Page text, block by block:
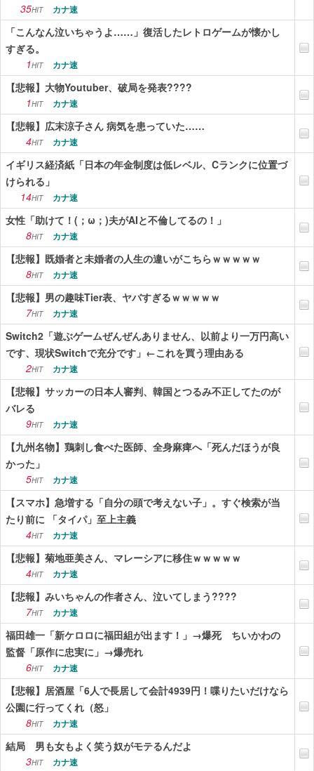
35HIT カナ速
「こんなん泣いちゃうよ……」復活したレトロゲームが懐かし
すぎる。
1HIT カナ速
【悲報】大物Youtuber、破局を発表????
1HIT カナ速
【悲報】広末涼子さん 病気を患っていた……
4HIT カナ速
イギリス経済紙「日本の年金制度は低レベル、Cランクに位置づ
けられる」
14HIT カナ速
女性「助けて！(；ω；)夫がAIと不倫してるの！」
8HIT カナ速
【悲報】既婚者と未婚者の人生の違いがこちらｗｗｗｗｗ
8HIT カナ速
【悲報】男の趣味Tier表、ヤバすぎるｗｗｗｗｗ
7HIT カナ速
Switch2「遊ぶゲームぜんぜんありません、以前より一万円高い
です、現状Switchで充分です」←これを買う理由ある
2HIT カナ速
【悲報】サッカーの日本人審判、韓国とつるみ不正してたのが
バレる
9HIT カナ速
【九州名物】鶏刺し食べた医師、全身麻痺へ「死んだほうが良
かった」
5HIT カナ速
【スマホ】急増する「自分の頭で考えない子」。すぐ検索が当
たり前に 「タイパ」至上主義
4HIT カナ速
【悲報】菊地亜美さん、マレーシアに移住ｗｗｗｗｗ
4HIT カナ速
【悲報】みいちゃんの作者さん、泣いてしまう????
7HIT カナ速
福田雄一「新ケロロに福田組が出ます！」→爆死 ちいかわの
監督「原作に忠実に」→爆売れ
6HIT カナ速
【悲報】居酒屋「6人で長居して会計4939円！喋りたいだけなら
公園に行ってくれ（怒」
8HIT カナ速
結局 男も女もよく笑う奴がモテるんだよ
3HIT カナ速